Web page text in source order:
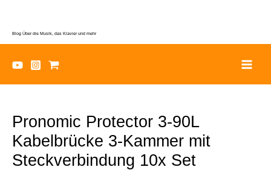
Blog Über die Musik, das Klavier und mehr
Pronomic Protector 3-90L
Kabelbrücke 3-Kammer mit
Steckverbindung 10x Set